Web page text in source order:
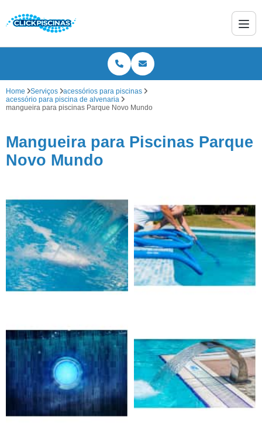
Home Serviços
acessórios para piscinas
acessório para piscina de alvenaria
mangueira para piscinas Parque Novo Mundo
Mangueira para Piscinas Parque
Novo Mundo